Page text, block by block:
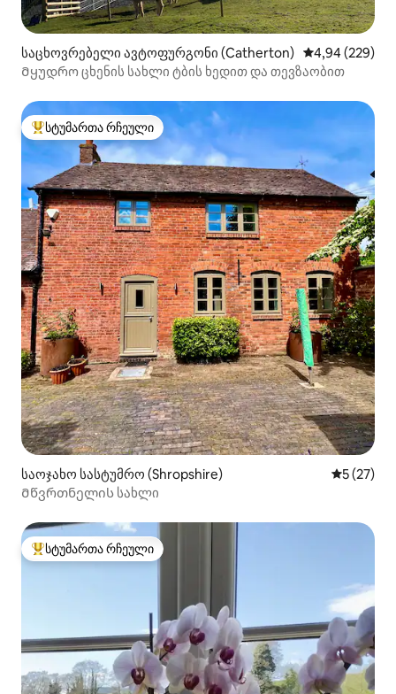
საცხოვრებელი ავტოფურგონი (Catherton) საშუალო
4,94 (229)
Მყუდრო ცხენის სახლი ტბის ხედით და თევზაობით
სტუმართა რჩეული მოწინავე ვარიანტი
სტუმართა რჩეული
საოჯახო სასტუმრო (Shropshire) საშუალო
5 (27)
Მწვრთნელის სახლი
სტუმართა რჩეული მოწინავე ვარიანტი
სტუმართა რჩეული